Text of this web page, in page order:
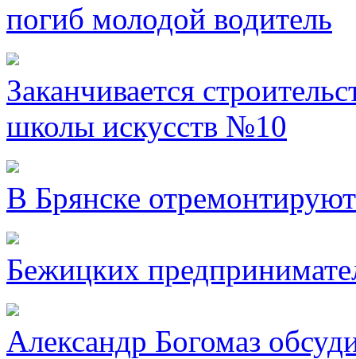
погиб молодой водитель
Заканчивается
школы искусств №10
В Брянске
Бежицких
Александр Богомаз